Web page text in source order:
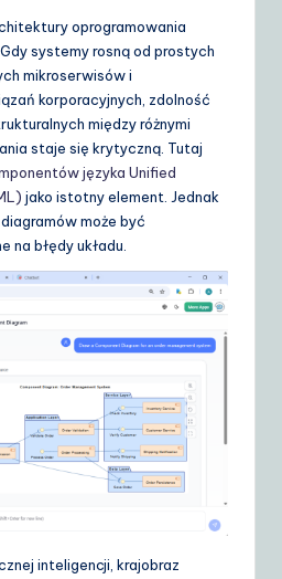
oprogramowania
systemy rosną od prostych
mikroserwisów i
korporacyjnych, zdolność
między różnymi
staje się krytyczną. Tutaj
języka Unified
jako istotny element. Jednak
może być
na błędy układu.
inteligencji, krajobraz